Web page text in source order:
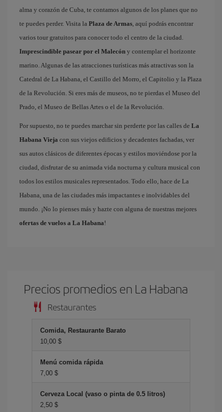
alma y corazón de Cuba, te contamos algunos de los planes que no
te puedes perder. Visita la Plaza de Armas, aquí podrás encontrar
varios tour gratuitos para conocer todo el centro de la ciudad.
Imprescindible pasear por el Malecón y contemplar el horizonte
marino. Algunas de las atracciones turísticas más atractivas son la
Catedral de La Habana, el Castillo del Morro, el Capitolio y la Plaza
de la Revolución. Si eres más de museos, no te pierdas el Museo del
Prado, el Museo de Bellas Artes o el de la Revolución.
Por supuesto, no te puedes marchar sin perderte por las calles de La
Habana Vieja con sus viejos edificios y decadentes fachadas, ver
sus autos clásicos de diferentes épocas y estilos moviéndose por la
ciudad, disfrutar de su animada vida nocturna y cultura musical con
todos los estilos musicales representados. Todo ello, hace de La
Habana, una de las ciudades más impactantes e inolvidables del
mundo. ¡No lo pienses más y hazte con alguna de nuestras mejores
ofertas de vuelos a La Habana!
Precios promedios en La Habana
Restaurantes
Comida, Restaurante Barato
10,00 $
Menú comida rápida
7,00 $
Cerveza Local (vaso o pinta de 0.5 litros)
2,50 $